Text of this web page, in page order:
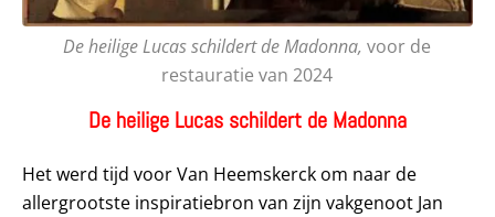
De heilige Lucas schildert de Madonna,voor de
restauratie van 2024
De heilige Lucas schildert de Madonna
Het werd tijd voor Van Heemskerck om naar de
allergrootste inspiratiebron van zijn vakgenoot Jan